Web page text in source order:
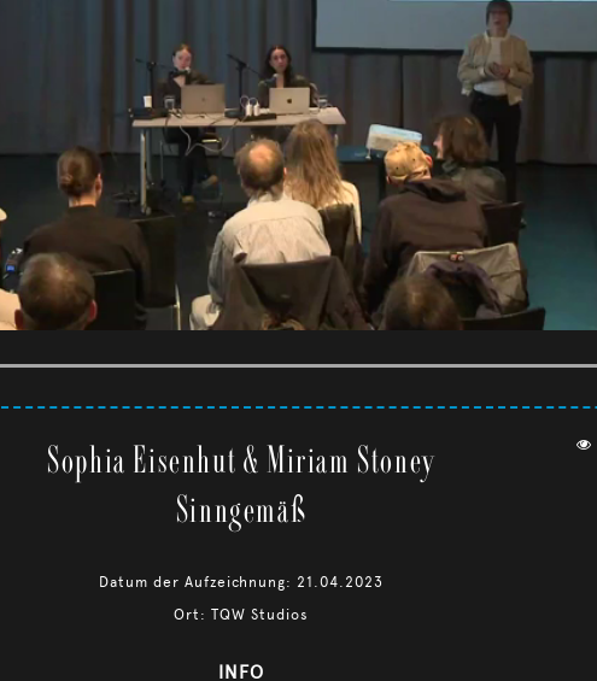
Sophia Eisenhut & Miriam Stoney
Sinngemäß
Datum der Aufzeichnung: 21.04.2023
Ort: TQW Studios
INFO